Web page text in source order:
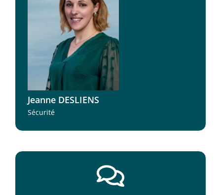
Jeanne DESLIENS
Sécurité